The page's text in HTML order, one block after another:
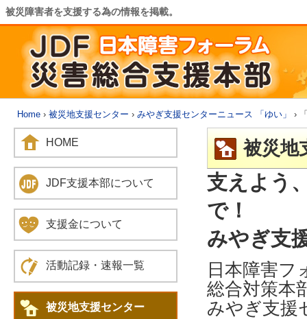
被災障害者を支援する為の情報を掲載。
Home › 被災地支援センター › みやぎ支援センターニュース 「ゆい」 ›
被災地
支えよう
で！
みやぎ支
日本障害フ
総合対策本
みやぎ支援
HOME
JDF支援本部について
支援金について
活動記録・速報一覧
被災地支援センター